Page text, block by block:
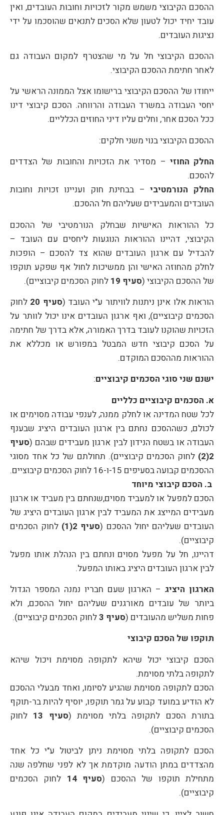
ההסכם הקיבוצי משמש מקור לזכויות וחובות העובדים, ואין
עובד יחיד יכול לטעון שלא הסכים לתנאים שהוסכמו על ידי
נציגות העובדים.
ההסכם הקיבוצי חל על מי שהצטרף למקום העבודה גם
לאחר חתימת ההסכם הקיבוצי.
ייחודו של ההסכם הקיבוצי ברישומו אצל הממונה הראשי על
יחסי העבודה במשרד העבודה והרווחה. הסכם קיבוצי דינו
ככל הסכם אחר, וחלים עליו דיני החוזים הכלליים.
ההסכם הקיבוצי בנוי משני חלקים:
החלק החוזי – מסדיר את הזכויות והחובות של הצדדים
להסכם.
החלק הנורמטיבי– בבחינת חוק ועניינו זכויות וחובות
העובדים והמעבידים שעליהם חל ההסכם.
כל ההוראות האישיות שבחלק הנורמטיבי של ההסכם
הקיבוצי, דהיינו ההוראות הנוגעות ליחסים עם העובד –
להבדיל עם ארגון העובדים שהוא צד להסכם – הופכות
לחלק מהחוזה האישי והן ממשיכות לחול אף שפקע תוקפו
של ההסכם הקיבוצי (סעיף 19
לחוק הסכמים קיבוציים).
הוראות אלו אינן ניתנות לוויתור ע"י העובד (סעיף 20
לחוק
הסכמים קיבוציים), ואף ארגון העובדים אינו יכול לוותר על
הזכויות שהוקנו לעובד בדרך האמורה, אלא בדרך של חתימה
על הסכם קיבוצי חדש המבטל במפורש או מכללא את
ההוראות מההסכם המוקדם.
ישנם שני סוגי הסכמים קיבוציים:
א. הסכמים קיבוציים כלליים
לכל שטח המדינה או לחלק ממנה, לענפי עבודה מסוימים או
לכולם, כשההסכם נחתם בין ארגון העובדים היציג שבענף
העבודה או בשטח הנידון לבין ארגון מעבידים שבהם (סעיף
2(2)
לחוק הסכמים קיבוציים). תחולתם של כל אחד מסוגי
ההסכמים קבועה בסעיפים 15-ו-16 לחוק הסכמים קיבוציים.
ב. הסכם קיבוצי מיוחד
הסכם למפעל או למעביד מסוים,שנחתם בין מעביד או ארגון
מעבידים המייצג את המעביד לבין ארגון העובדים היציג של
העובדים שעליהם יחול ההסכם (סעיף 2(1)
לחוק הסכמים
קיבוציים).
דהיינו, חל על מפעל מסוים ונחתם בין הנהלת אותו מפעל
לבין ארגון העובדים היציג באותו המפעל.
הארגון היציג– הארגון שעם חבריו נמנה המספר הגדול
ביותר של עובדים מאורגנים שעליהם יחול ההסכם, ולא
פחות משליש מהעובדים (סעיף 3
לחוק הסכמים קיבוציים).
תוקפו של הסכם קיבוצי
הסכם קיבוצי יכול שיהא לתקופה מסוימת ויכול שיהא
לתקופה בלתי מסוימת.
הסכם לתקופה מסוימת שהגיע לסיומו, ואחד מבעלי ההסכם
לא הודיע במועד קבוע על גמר תוקפו, יוסיף להיות בר-תוקף
בתורת הסכם לתקופה בלתי מסוימת (סעיף 13
לחוק
הסכמים קיבוציים).
הסכם לתקופה בלתי מסוימת ניתן לביטול ע"י כל אחד
מהצדדים במתן הודעה מוקדמת אך לא לפני שחלפה שנה
מתחילת תוקפו של ההסכם (סעיף 14
לחוק הסכמים
קיבוציים).